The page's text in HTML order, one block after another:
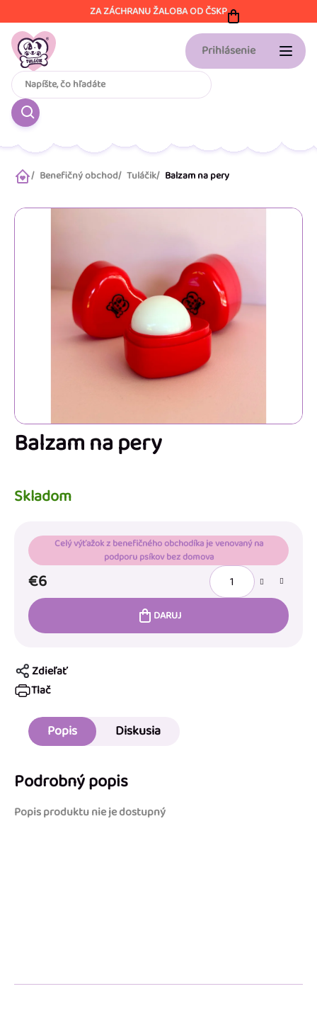
na
obsah
ZA ZÁCHRANU ŽALOBA OD ČSKP
Prihlásenie
DomovBenefičný obchod Tuláčik Balzam na pery
Balzam na pery
Skladom
Tlač
Zdieľať
Celý výťažok z benefičného obchodíka je venovaný na
podporu psíkov bez domova
€6
DARUJ
Popis Diskusia
Podrobný popis
Popis produktu nie je dostupný